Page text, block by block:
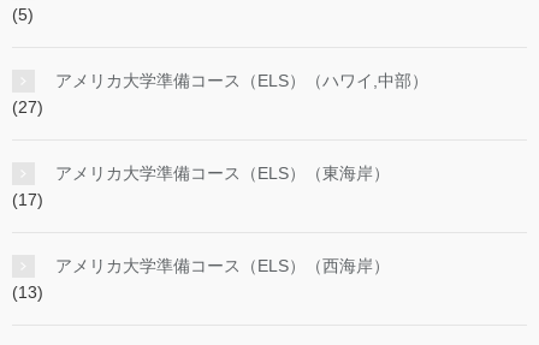
(5)
アメリカ大学準備コース（ELS）（ハワイ,中部）
(27)
アメリカ大学準備コース（ELS）（東海岸）
(17)
アメリカ大学準備コース（ELS）（西海岸）
(13)